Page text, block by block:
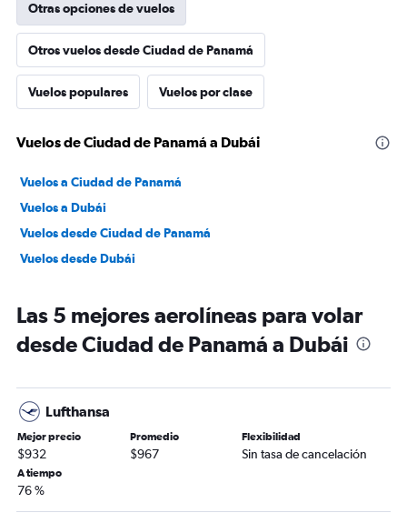
Otras opciones de vuelos
Otros vuelos desde Ciudad de Panamá
Vuelos populares Vuelos por clase
Vuelos de Ciudad de Panamá a Dubái
Vuelos a Ciudad de Panamá
Vuelos a Dubái
Vuelos desde Ciudad de Panamá
Vuelos desde Dubái
Las 5 mejores aerolíneas para volar
desde Ciudad de Panamá a Dubái
Lufthansa
Mejor precio
$932
Promedio
$967
Flexibilidad
Sin tasa de cancelación
A tiempo
76 %